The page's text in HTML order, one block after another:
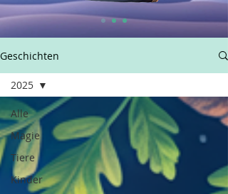
Geschichten
Alle
Magie
Tiere
Kinder
2025